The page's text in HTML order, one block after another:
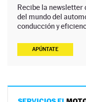
Recibe la newsletter
del mundo del
conducción y
APÚNTATE